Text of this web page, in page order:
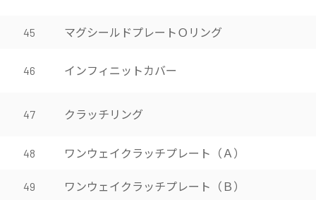
45 マグシールドプレートＯリング
46 インフィニットカバー
47 クラッチリング
48 ワンウェイクラッチプレート（Ａ）
49 ワンウェイクラッチプレート（Ｂ）